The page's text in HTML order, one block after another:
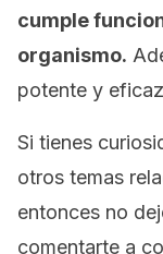
cumple
organismo.
potente y
Si tienes
otros temas
entonces no
comentarte a